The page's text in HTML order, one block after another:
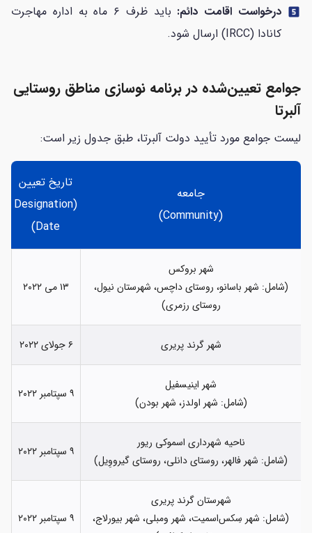
looks_5 درخواست اقامت دائم:
باید ظرف ۶ ماه به اداره مهاجرت
کانادا (IRCC) ارسال شود.
جوامع تعیین‌شده در برنامه نوسازی مناطق روستایی
آلبرتا
لیست جوامع مورد تأیید دولت آلبرتا، طبق جدول زیر است:
جامعه
(Community)
تاریخ تعیین
(Designation
Date)
شهر بروکس
(شامل: شهر باسانو، روستای داچس، شهرستان نیول،
روستای رزمری)
۱۳ می ۲۰۲۲
شهر گرند پریری ۶ جولای ۲۰۲۲
شهر اینیسفیل
(شامل: شهر اولدز، شهر بودن)
۹ سپتامبر ۲۰۲۲
ناحیه شهرداری اسموکی ریور
(شامل: شهر فالهر، روستای دانلی، روستای گیرووِیل)
۹ سپتامبر ۲۰۲۲
شهرستان گرند پریری
(شامل: شهر سِکس‌اسمیت، شهر ومبلی، شهر بیورلاج،
۹ سپتامبر ۲۰۲۲